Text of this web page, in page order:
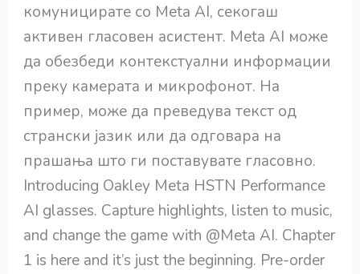
комуницирате со Meta AI, секогаш
активен гласовен асистент. Meta AI може
да обезбеди контекстуални информации
преку камерата и микрофонот. На
пример, може да преведува текст од
странски јазик или да одговара на
прашања што ги поставувате гласовно.
Introducing Oakley Meta HSTN Performance
AI glasses. Capture highlights, listen to music,
and change the game with @Meta AI. Chapter
1 is here and it’s just the beginning. Pre-order